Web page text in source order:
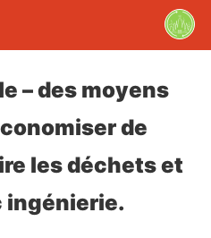
– des moyens
de
les déchets et
ingénierie.